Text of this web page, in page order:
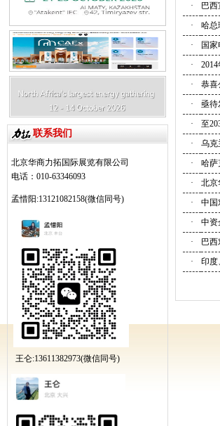
联系我们
北京华商力拓国际展览有限公司
电话：010-63346093
孟惜阳:13121082158(微信同号)
王仑:13611382973(微信同号)
·
巴
·
哈总
·
国
·
·
恭喜
·
亟
·
至
·
乌克
·
哈萨
·
北京
·
中国
·
中资
·
巴
·
印度